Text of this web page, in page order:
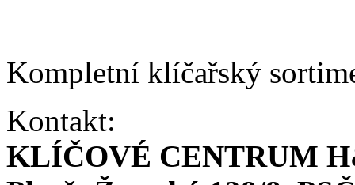
Kompletní klíčařský
Kontakt:
KLÍČOVÉ CENTRUM